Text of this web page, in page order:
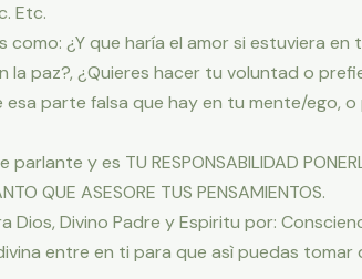
Etc.
¿Y que haría el amor si estuviera en
paz?, ¿Quieres hacer tu voluntad o
parte falsa que hay en tu mente/ego,
y es TU RESPONSABILIDAD
QUE ASESORE TUS PENSAMIENTOS.
Dios, Divino Padre y Espiritu por:
entre en ti para que asì puedas